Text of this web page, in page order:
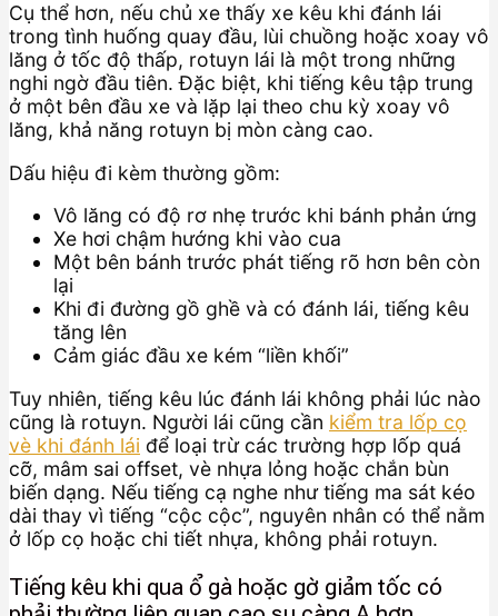
Cụ thể hơn, nếu chủ xe thấy xe kêu khi đánh lái
trong tình huống quay đầu, lùi chuồng hoặc xoay vô
lăng ở tốc độ thấp, rotuyn lái là một trong những
nghi ngờ đầu tiên. Đặc biệt, khi tiếng kêu tập trung
ở một bên đầu xe và lặp lại theo chu kỳ xoay vô
lăng, khả năng rotuyn bị mòn càng cao.
Dấu hiệu đi kèm thường gồm:
Vô lăng có độ rơ nhẹ trước khi bánh phản ứng
Xe hơi chậm hướng khi vào cua
Một bên bánh trước phát tiếng rõ hơn bên còn
lại
Khi đi đường gồ ghề và có đánh lái, tiếng kêu
tăng lên
Cảm giác đầu xe kém “liền khối”
Tuy nhiên, tiếng kêu lúc đánh lái không phải lúc nào
cũng là rotuyn. Người lái cũng cần kiểm tra lốp cọ
vè khi đánh lái để loại trừ các trường hợp lốp quá
cỡ, mâm sai offset, vè nhựa lỏng hoặc chắn bùn
biến dạng. Nếu tiếng cạ nghe như tiếng ma sát kéo
dài thay vì tiếng “cộc cộc”, nguyên nhân có thể nằm
ở lốp cọ hoặc chi tiết nhựa, không phải rotuyn.
Tiếng kêu khi qua ổ gà hoặc gờ giảm tốc có